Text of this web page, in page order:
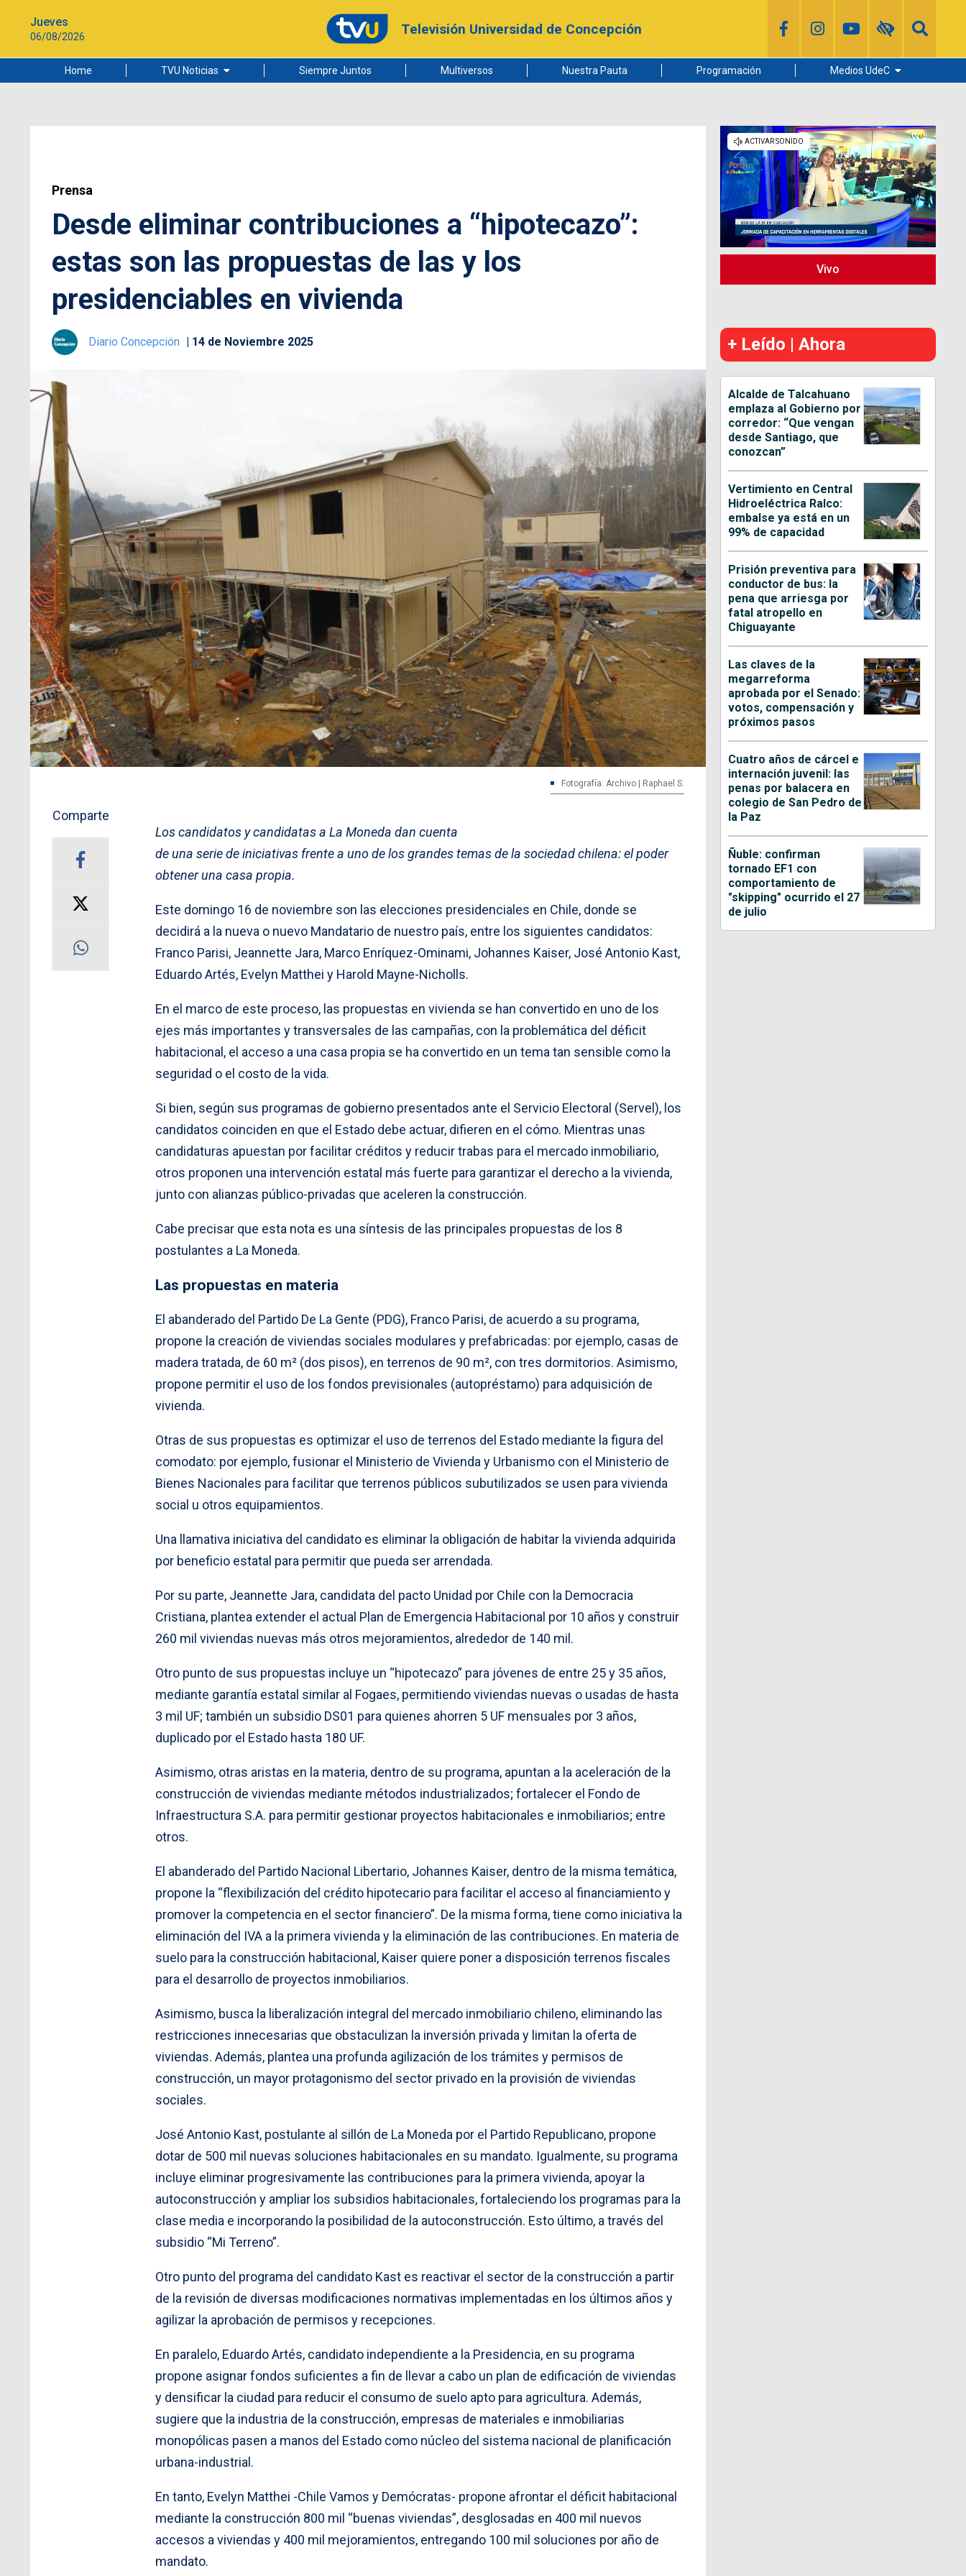
Jueves
06/08/2026 Televisión Universidad de Concepción
Home TVU Noticias
Ciudad
Siempre Juntos Multiversos Nuestra Pauta Programación Medios UdeC
Radio UdeC
Noticias UdeC
La Discusión
Prensa
Desde eliminar contribuciones a “hipotecazo”:
estas son las propuestas de las y los
presidenciables en vivienda
Diario Concepción 14 de Noviembre 2025
Fotografía: Archivo | Raphael S.
Comparte
Los candidatos y candidatas a La Moneda dan cuenta
de una serie de iniciativas frente a uno de los grandes temas de la sociedad chilena: el poder
obtener una casa propia.
Este domingo 16 de noviembre son las elecciones presidenciales en Chile, donde se
decidirá a la nueva o nuevo Mandatario de nuestro país, entre los siguientes candidatos:
Franco Parisi, Jeannette Jara, Marco Enríquez-Ominami, Johannes Kaiser, José Antonio Kast,
Eduardo Artés, Evelyn Matthei y Harold Mayne-Nicholls.
En el marco de este proceso, las propuestas en vivienda se han convertido en uno de los
ejes más importantes y transversales de las campañas, con la problemática del déficit
habitacional, el acceso a una casa propia se ha convertido en un tema tan sensible como la
seguridad o el costo de la vida.
Si bien, según sus programas de gobierno presentados ante el Servicio Electoral (Servel), los
candidatos coinciden en que el Estado debe actuar, difieren en el cómo. Mientras unas
candidaturas apuestan por facilitar créditos y reducir trabas para el mercado inmobiliario,
otros proponen una intervención estatal más fuerte para garantizar el derecho a la vivienda,
junto con alianzas público-privadas que aceleren la construcción.
Cabe precisar que esta nota es una síntesis de las principales propuestas de los 8
postulantes a La Moneda.
Las propuestas en materia
El abanderado del Partido De La Gente (PDG), Franco Parisi, de acuerdo a su programa,
propone la creación de viviendas sociales modulares y prefabricadas: por ejemplo, casas de
madera tratada, de 60 m² (dos pisos), en terrenos de 90 m², con tres dormitorios. Asimismo,
propone permitir el uso de los fondos previsionales (autopréstamo) para adquisición de
vivienda.
Otras de sus propuestas es optimizar el uso de terrenos del Estado mediante la figura del
comodato: por ejemplo, fusionar el Ministerio de Vivienda y Urbanismo con el Ministerio de
Bienes Nacionales para facilitar que terrenos públicos subutilizados se usen para vivienda
social u otros equipamientos.
Una llamativa iniciativa del candidato es eliminar la obligación de habitar la vivienda adquirida
por beneficio estatal para permitir que pueda ser arrendada.
Por su parte, Jeannette Jara, candidata del pacto Unidad por Chile con la Democracia
Cristiana, plantea extender el actual Plan de Emergencia Habitacional por 10 años y construir
260 mil viviendas nuevas más otros mejoramientos, alrededor de 140 mil.
Otro punto de sus propuestas incluye un “hipotecazo” para jóvenes de entre 25 y 35 años,
mediante garantía estatal similar al Fogaes, permitiendo viviendas nuevas o usadas de hasta
3 mil UF; también un subsidio DS01 para quienes ahorren 5 UF mensuales por 3 años,
duplicado por el Estado hasta 180 UF.
Asimismo, otras aristas en la materia, dentro de su programa, apuntan a la aceleración de la
construcción de viviendas mediante métodos industrializados; fortalecer el Fondo de
Infraestructura S.A. para permitir gestionar proyectos habitacionales e inmobiliarios; entre
otros.
El abanderado del Partido Nacional Libertario, Johannes Kaiser, dentro de la misma temática,
propone la “flexibilización del crédito hipotecario para facilitar el acceso al financiamiento y
promover la competencia en el sector financiero”. De la misma forma, tiene como iniciativa la
eliminación del IVA a la primera vivienda y la eliminación de las contribuciones. En materia de
suelo para la construcción habitacional, Kaiser quiere poner a disposición terrenos fiscales
para el desarrollo de proyectos inmobiliarios.
Asimismo, busca la liberalización integral del mercado inmobiliario chileno, eliminando las
restricciones innecesarias que obstaculizan la inversión privada y limitan la oferta de
viviendas. Además, plantea una profunda agilización de los trámites y permisos de
construcción, un mayor protagonismo del sector privado en la provisión de viviendas
sociales.
José Antonio Kast, postulante al sillón de La Moneda por el Partido Republicano, propone
dotar de 500 mil nuevas soluciones habitacionales en su mandato. Igualmente, su programa
incluye eliminar progresivamente las contribuciones para la primera vivienda, apoyar la
autoconstrucción y ampliar los subsidios habitacionales, fortaleciendo los programas para la
clase media e incorporando la posibilidad de la autoconstrucción. Esto último, a través del
subsidio “Mi Terreno”.
Otro punto del programa del candidato Kast es reactivar el sector de la construcción a partir
de la revisión de diversas modificaciones normativas implementadas en los últimos años y
agilizar la aprobación de permisos y recepciones.
En paralelo, Eduardo Artés, candidato independiente a la Presidencia, en su programa
propone asignar fondos suficientes a fin de llevar a cabo un plan de edificación de viviendas
y densificar la ciudad para reducir el consumo de suelo apto para agricultura. Además,
sugiere que la industria de la construcción, empresas de materiales e inmobiliarias
monopólicas pasen a manos del Estado como núcleo del sistema nacional de planificación
urbana-industrial.
En tanto, Evelyn Matthei -Chile Vamos y Demócratas- propone afrontar el déficit habitacional
mediante la construcción 800 mil “buenas viviendas”, desglosadas en 400 mil nuevos
accesos a viviendas y 400 mil mejoramientos, entregando 100 mil soluciones por año de
mandato.
Vivo
+ Leído | Ahora
Alcalde de Talcahuano
emplaza al Gobierno por
corredor: “Que vengan
desde Santiago, que
conozcan”
Vertimiento en Central
Hidroeléctrica Ralco:
embalse ya está en un
99% de capacidad
Prisión preventiva para
conductor de bus: la
pena que arriesga por
fatal atropello en
Chiguayante
Las claves de la
megarreforma
aprobada por el Senado:
votos, compensación y
próximos pasos
Cuatro años de cárcel e
internación juvenil: las
penas por balacera en
colegio de San Pedro de
la Paz
Ñuble: confirman
tornado EF1 con
comportamiento de
"skipping" ocurrido el 27
de julio